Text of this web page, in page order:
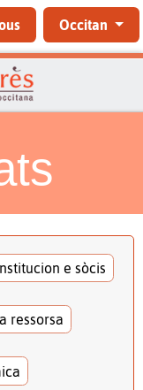
Occitan
e sòcis
ressorsa